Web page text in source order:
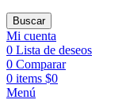
Buscar
Mi cuenta
0 Lista de deseos
0 Comparar
0 items $0
Menú